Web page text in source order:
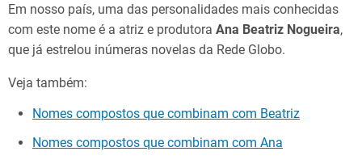
Em nosso país, uma das personalidades mais conhecidas
com este nome é a atriz e produtora Ana Beatriz Nogueira,
que já estrelou inúmeras novelas da Rede Globo.
Veja também:
Nomes compostos que combinam com Beatriz
Nomes compostos que combinam com Ana